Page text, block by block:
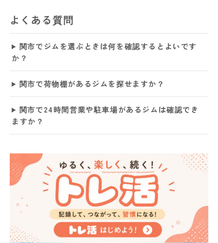
よくある質問
関市でジムを選ぶときは何を確認するとよいです
か？
関市で荷物棚があるジムを探せますか？
関市で24時間営業や駐車場があるジムは確認でき
ますか？